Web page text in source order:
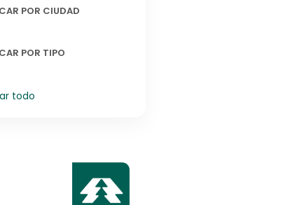
POR CIUDAD
POR TIPO
todo